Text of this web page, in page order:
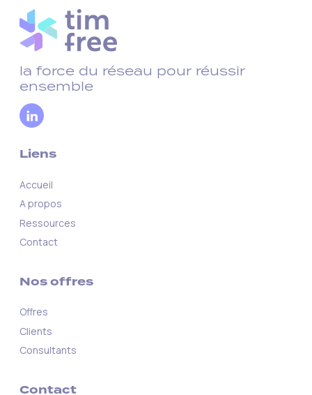
la force du réseau pour réussir
ensemble
Liens
Accueil
A propos
Ressources
Contact
Nos offres
Offres
Clients
Consultants
Contact